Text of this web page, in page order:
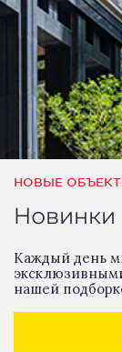
НОВЫЕ
Каждый день
нашей